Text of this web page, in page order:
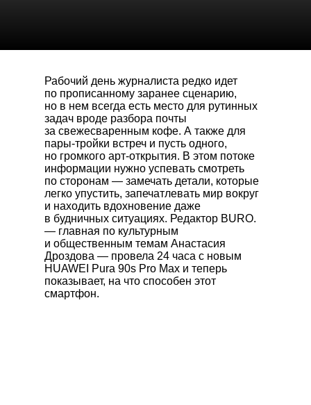
Рабочий день журналиста редко идет
по прописанному заранее сценарию,
но в нем всегда есть место для рутинных
задач вроде разбора почты
за свежесваренным кофе. А также для
пары-тройки встреч и пусть одного,
но громкого арт-открытия. В этом потоке
информации нужно успевать смотреть
по сторонам — замечать детали, которые
легко упустить, запечатлевать мир вокруг
и находить вдохновение даже
в будничных ситуациях. Редактор BURO.
— главная по культурным
и общественным темам Анастасия
Дроздова — провела 24 часа с новым
HUAWEI Pura 90s Pro Max и теперь
показывает, на что способен этот
смартфон.